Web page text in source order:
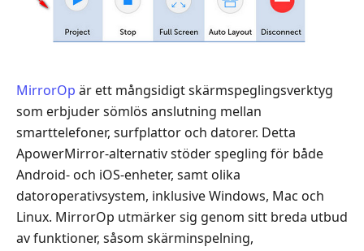
MirrorOp är ett mångsidigt skärmspeglingsverktyg
som erbjuder sömlös anslutning mellan
smarttelefoner, surfplattor och datorer. Detta
ApowerMirror-alternativ stöder spegling för både
Android- och iOS-enheter, samt olika
datoroperativsystem, inklusive Windows, Mac och
Linux. MirrorOp utmärker sig genom sitt breda utbud
av funktioner, såsom skärminspelning,